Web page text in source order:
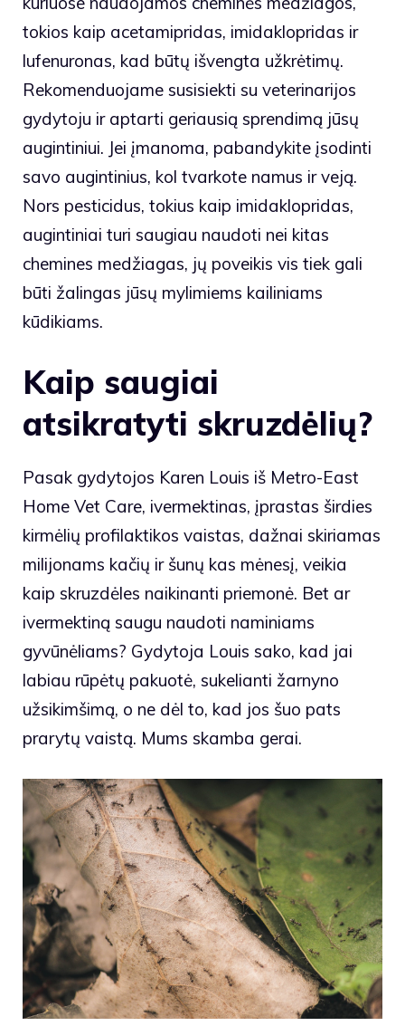
tokios kaip acetamipridas, imidaklopridas ir
lufenuronas, kad būtų išvengta užkrėtimų.
Rekomenduojame susisiekti su veterinarijos
gydytoju ir aptarti geriausią sprendimą jūsų
augintiniui. Jei įmanoma, pabandykite įsodinti
savo augintinius, kol tvarkote namus ir veją.
Nors pesticidus, tokius kaip imidaklopridas,
augintiniai turi saugiau naudoti nei kitas
chemines medžiagas, jų poveikis vis tiek gali
būti žalingas jūsų mylimiems kailiniams
kūdikiams.
Kaip saugiai
atsikratyti skruzdėlių?
Pasak gydytojos Karen Louis iš Metro-East
Home Vet Care, ivermektinas, įprastas širdies
kirmėlių profilaktikos vaistas, dažnai skiriamas
milijonams kačių ir šunų kas mėnesį, veikia
kaip skruzdėles naikinanti priemonė. Bet ar
ivermektiną saugu naudoti naminiams
gyvūnėliams? Gydytoja Louis sako, kad jai
labiau rūpėtų pakuotė, sukelianti žarnyno
užsikimšimą, o ne dėl to, kad jos šuo pats
prarytų vaistą. Mums skamba gerai.